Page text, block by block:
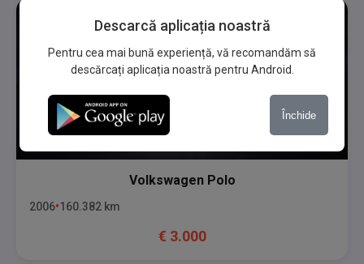
Volkswagen Polo
2006 160.382 km
€ 3.000
Descarcă aplicația noastră
Pentru cea mai bună experiență, vă recomandăm să
descărcați aplicația noastră pentru Android.
Închide